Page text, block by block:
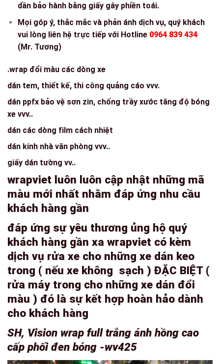
dần bảo hành bằng giấy gây phiền toái.
Mọi góp ý, thắc mắc và phản ánh dịch vụ, quý khách
vui lòng liên hệ trực tiếp với Hotline 0964 839 434
(Mr. Tương)
.wrap đổi màu các dòng xe
dán tem, thiết kế, thi công quảng cáo vvv.
dán ppfx bảo vệ sơn zin, chống trầy xước tăng độ bóng
xe vvv..
dán các dòng film cách nhiệt
dán kính nhà văn phòng vvv..
giấy dán tường vv..
wrapviet luôn luôn cập nhật những mã
màu mới nhất nhằm đáp ứng nhu cầu
khách hàng gần
đáp ứng sự yêu thương ủng hộ quý
khách hàng gần xa wrapviet có kèm
dịch vụ rửa xe cho những xe dán keo
trong ( nếu xe không sạch ) ĐẶC BIỆT (
rửa máy trong cho những xe dán đổi
màu ) đó là sự kết hợp hoàn hảo dành
cho khách hàng
SH, Vision wrap full trắng ánh hồng cao
cấp phối đen bóng -wv425